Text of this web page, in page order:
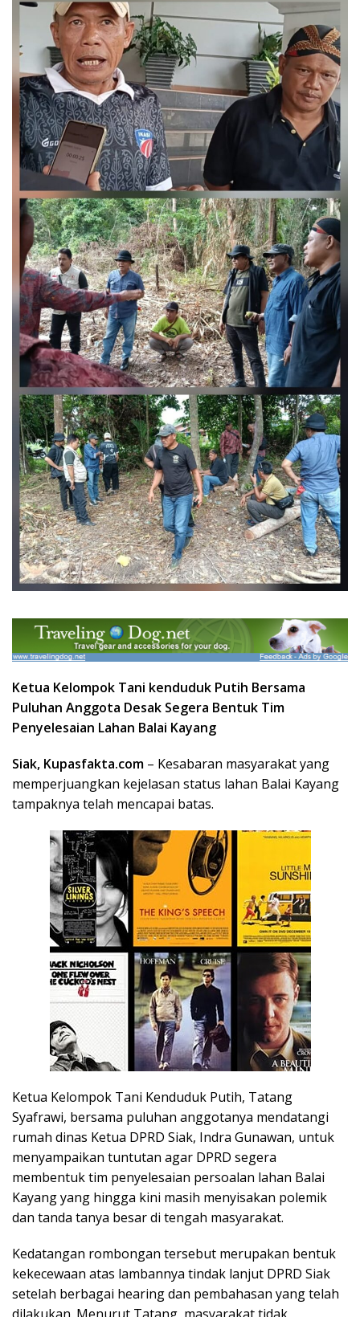
Ketua Kelompok Tani kenduduk Putih Bersama
Puluhan Anggota Desak Segera Bentuk Tim
Penyelesaian Lahan Balai Kayang
Siak, Kupasfakta.com – Kesabaran masyarakat yang
memperjuangkan kejelasan status lahan Balai Kayang
tampaknya telah mencapai batas.
Ketua Kelompok Tani Kenduduk Putih, Tatang
Syafrawi, bersama puluhan anggotanya mendatangi
rumah dinas Ketua DPRD Siak, Indra Gunawan, untuk
menyampaikan tuntutan agar DPRD segera
membentuk tim penyelesaian persoalan lahan Balai
Kayang yang hingga kini masih menyisakan polemik
dan tanda tanya besar di tengah masyarakat.
Kedatangan rombongan tersebut merupakan bentuk
kekecewaan atas lambannya tindak lanjut DPRD Siak
setelah berbagai hearing dan pembahasan yang telah